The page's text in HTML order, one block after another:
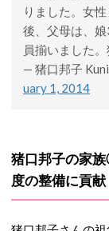
りました。女
後、父母は、
員揃いました
— 猪口邦子
uary 1, 2014
猪口邦子の家
度の整備に貢献